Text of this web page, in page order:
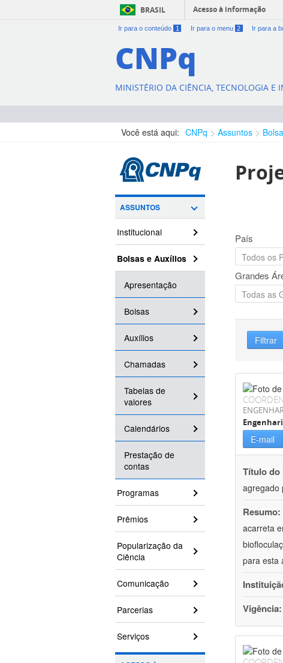
BRASIL Acesso à informação
Ir para o conteúdo 1 Ir para o menu 2 Ir para a
CNPq
MINISTÉRIO DA CIÊNCIA, TECNOLOGIA E
Você está aqui: CNPq Assuntos
ASSUNTOS
Institucional
Bolsas e Auxílios
Apresentação
Bolsas
Auxílios
Chamadas
Tabelas de
valores
Calendários
Prestação de
contas
Programas
Prêmios
Popularização da
Ciência
Comunicação
Parcerias
Serviços
País
Grandes
Filtrar
E-mail
Título do
agregado
Resumo:
acarreta
para esta
Vigência: